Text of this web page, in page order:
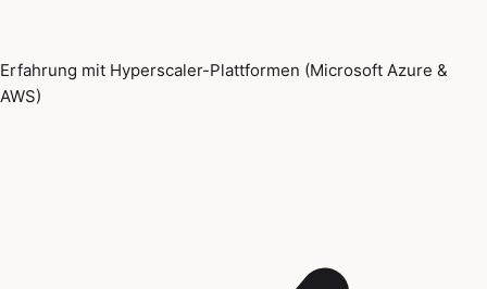
Erfahrung mit Hyperscaler-Plattformen (Microsoft Azure &
AWS)